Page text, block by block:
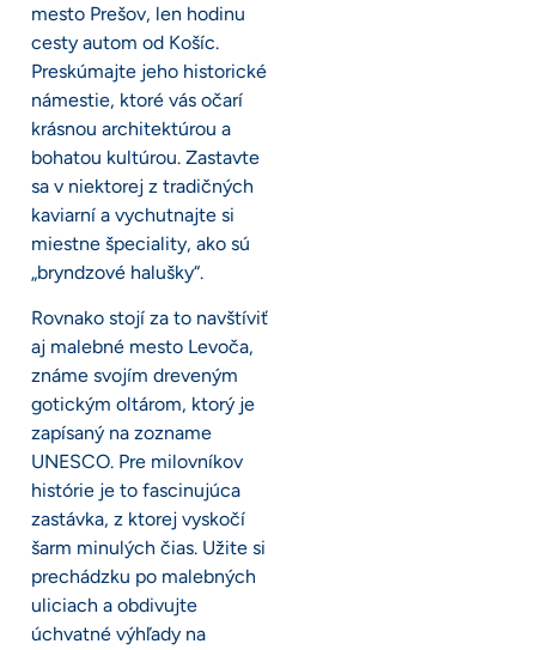
mesto Prešov, len hodinu
cesty autom od Košíc.
Preskúmajte jeho historické
námestie, ktoré vás očarí
krásnou architektúrou a
bohatou kultúrou. Zastavte
sa v niektorej z tradičných
kaviarní a vychutnajte si
miestne špeciality, ako sú
„bryndzové halušky“.
Rovnako stojí za to navštíviť
aj malebné mesto Levoča,
známe svojím dreveným
gotickým oltárom, ktorý je
zapísaný na zozname
UNESCO. Pre milovníkov
histórie je to fascinujúca
zastávka, z ktorej vyskočí
šarm minulých čias. Užite si
prechádzku po malebných
uliciach a obdivujte
úchvatné výhľady na